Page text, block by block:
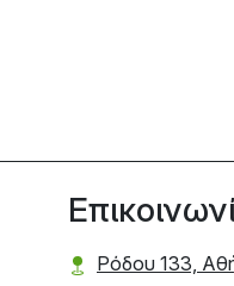
Ρόδου 133,